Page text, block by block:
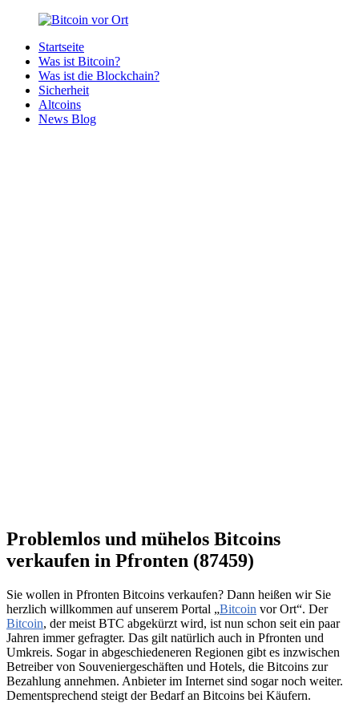
Zurück
Inhalt
Bitcoin
Bitcoins
deiner
Region
Startseite
Was ist Bitcoin?
Was ist die Blockchain?
Sicherheit
Altcoins
News Blog
Problemlos und mühelos Bitcoins
verkaufen in Pfronten (87459)
Sie wollen in Pfronten Bitcoins verkaufen? Dann heißen wir Sie
herzlich willkommen auf unserem Portal „Bitcoin vor Ort“. Der
Bitcoin, der meist BTC abgekürzt wird, ist nun schon seit ein paar
Jahren immer gefragter. Das gilt natürlich auch in Pfronten und
Umkreis. Sogar in abgeschiedeneren Regionen gibt es inzwischen
Betreiber von Souveniergeschäften und Hotels, die Bitcoins zur
Bezahlung annehmen. Anbieter im Internet sind sogar noch weiter.
Dementsprechend steigt der Bedarf an Bitcoins bei Käufern.